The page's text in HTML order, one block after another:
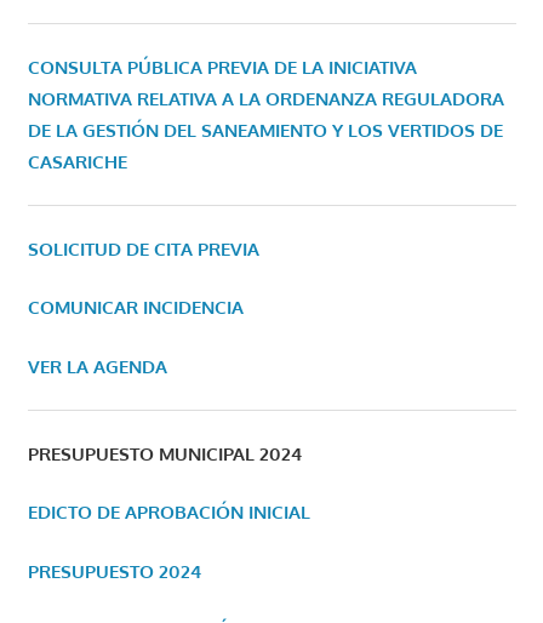
CONSULTA PÚBLICA PREVIA DE LA INICIATIVA
NORMATIVA RELATIVA A LA ORDENANZA REGULADORA
DE LA GESTIÓN DEL SANEAMIENTO Y LOS VERTIDOS DE
CASARICHE
SOLICITUD DE CITA PREVIA
COMUNICAR INCIDENCIA
VER LA AGENDA
PRESUPUESTO MUNICIPAL 2024
EDICTO DE APROBACIÓN INICIAL
PRESUPUESTO 2024